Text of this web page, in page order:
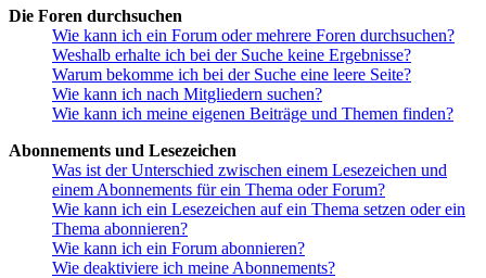
Die Foren durchsuchen
Wie kann ich ein Forum oder mehrere Foren durchsuchen?
Weshalb erhalte ich bei der Suche keine Ergebnisse?
Warum bekomme ich bei der Suche eine leere Seite?
Wie kann ich nach Mitgliedern suchen?
Wie kann ich meine eigenen Beiträge und Themen finden?
Abonnements und Lesezeichen
Was ist der Unterschied zwischen einem Lesezeichen und
einem Abonnements für ein Thema oder Forum?
Wie kann ich ein Lesezeichen auf ein Thema setzen oder ein
Thema abonnieren?
Wie kann ich ein Forum abonnieren?
Wie deaktiviere ich meine Abonnements?